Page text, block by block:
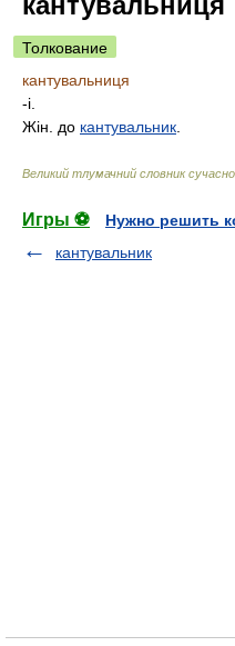
Толкование
кантувальниця
-і.
Жін. до кантувальник
Великий тлумачний словник
Игры ⚽
Нужно решить
кантувальник